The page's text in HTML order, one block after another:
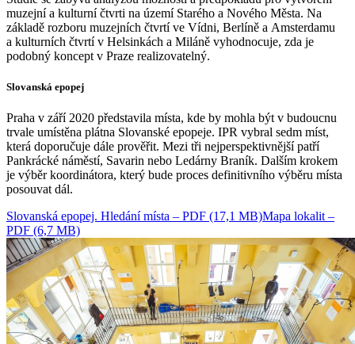
muzejní a kulturní čtvrti na území Starého a Nového Města. Na
základě rozboru muzejních čtvrtí ve Vídni, Berlíně a Amsterdamu
a kulturních čtvrtí v Helsinkách a Miláně vyhodnocuje, zda je
podobný koncept v Praze realizovatelný.
Slovanská epopej
Praha v září 2020 představila místa, kde by mohla být v budoucnu
trvale umístěna plátna Slovanské epopeje. IPR vybral sedm míst,
která doporučuje dále prověřit. Mezi tři nejperspektivnější patří
Pankrácké náměstí, Savarin nebo Ledárny Braník. Dalším krokem
je výběr koordinátora, který bude proces definitivního výběru místa
posouvat dál.
Slovanská epopej. Hledání místa – PDF (17,1 MB)Mapa lokalit –
PDF (6,7 MB)